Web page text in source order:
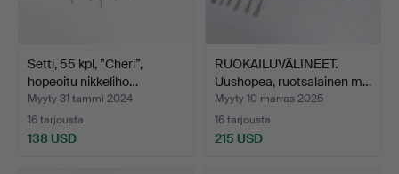
Setti, 55 kpl, ”Cheri”,
hopeoitu nikkeliho…
Myyty 31 tammi 2024
16 tarjousta
138 USD
RUOKAILUVÄLINEET.
Uushopea, ruotsalainen m…
Myyty 10 marras 2025
16 tarjousta
215 USD